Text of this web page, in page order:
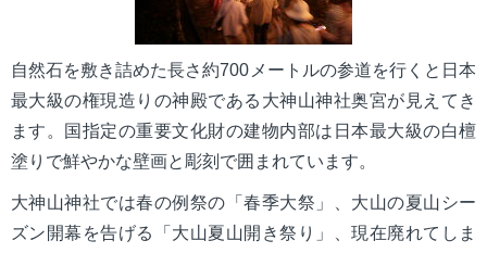
自然石を敷き詰めた長さ約700メートルの参道を行くと日本
最大級の権現造りの神殿である大神山神社奥宮が見えてき
ます。国指定の重要文化財の建物内部は日本最大級の白檀
塗りで鮮やかな壁画と彫刻で囲まれています。
大神山神社では春の例祭の「春季大祭」、大山の夏山シー
ズン開幕を告げる「大山夏山開き祭り」、現在廃れてしま